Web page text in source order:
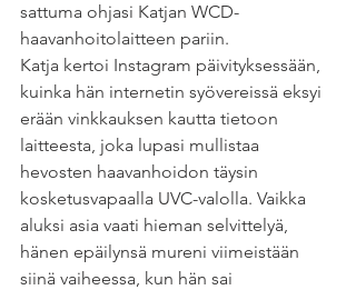
sattuma ohjasi Katjan WCD-
haavanhoitolaitteen pariin.
Katja kertoi Instagram päivityksessään,
kuinka hän internetin syövereissä eksyi
erään vinkkauksen kautta tietoon
laitteesta, joka lupasi mullistaa
hevosten haavanhoidon täysin
kosketusvapaalla UVC-valolla. Vaikka
aluksi asia vaati hieman selvittelyä,
hänen epäilynsä mureni viimeistään
siinä vaiheessa, kun hän sai